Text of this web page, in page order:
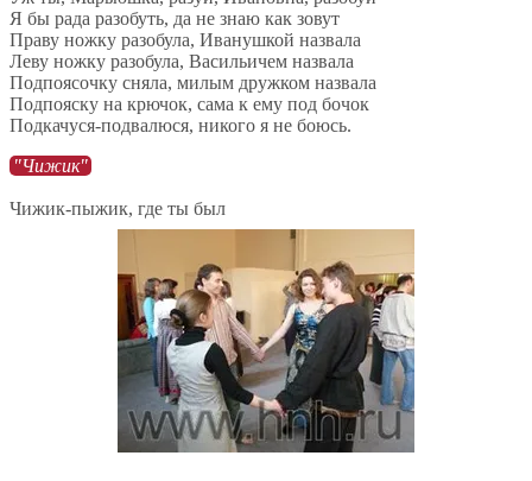
Я бы рада разобуть, да не знаю как зовут
Праву ножку разобула, Иванушкой назвала
Леву ножку разобула, Васильичем назвала
Подпоясочку сняла, милым дружком назвала
Подпояску на крючок, сама к ему под бочок
Подкачуся-подвалюся, никого я не боюсь.
"Чижик"
Чижик-пыжик, где ты был